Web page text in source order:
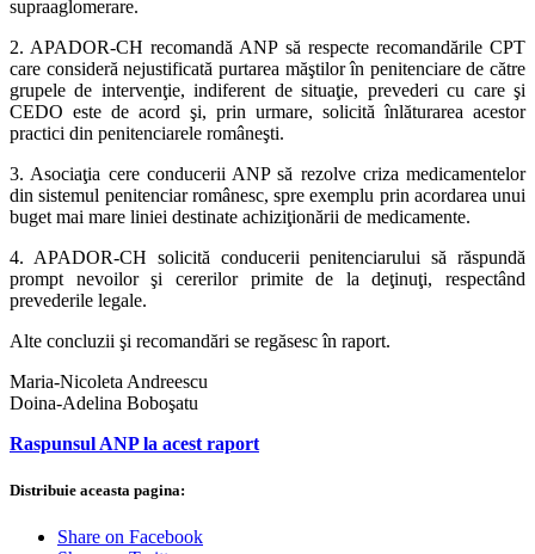
supraaglomerare.
2. APADOR-CH recomandă ANP să respecte recomandările CPT
care consideră nejustificată purtarea măştilor în penitenciare de către
grupele de intervenţie, indiferent de situaţie, prevederi cu care şi
CEDO este de acord şi, prin urmare, solicită înlăturarea acestor
practici din penitenciarele româneşti.
3. Asociaţia cere conducerii ANP să rezolve criza medicamentelor
din sistemul penitenciar românesc, spre exemplu prin acordarea unui
buget mai mare liniei destinate achiziţionării de medicamente.
4. APADOR-CH solicită conducerii penitenciarului să răspundă
prompt nevoilor şi cererilor primite de la deţinuţi, respectând
prevederile legale.
Alte concluzii şi recomandări se regăsesc în raport.
Maria-Nicoleta Andreescu
Doina-Adelina Boboşatu
Raspunsul ANP la acest raport
Distribuie aceasta pagina:
Share on Facebook